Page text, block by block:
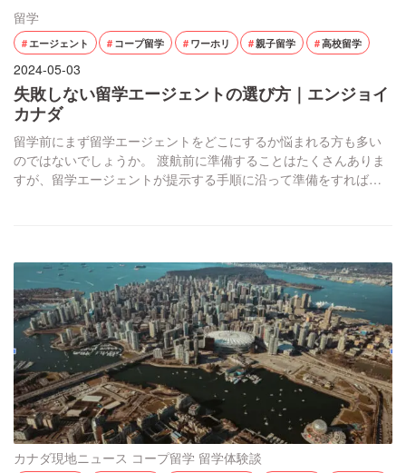
留学
エージェント コープ留学 ワーホリ 親子留学 高校留学
2024-05-03
失敗しない留学エージェントの選び方｜エンジョイ
カナダ
留学前にまず留学エージェントをどこにするか悩まれる方も多い
のではないでしょうか。 渡航前に準備することはたくさんありま
すが、留学エージェントが提示する手順に沿って準備をすれば心
カナダ現地ニュース コープ留学 留学体験談